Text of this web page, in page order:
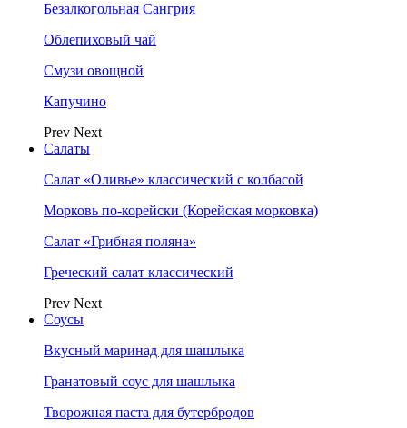
Безалкогольная Сангрия
Облепиховый чай
Смузи овощной
Капучино
Prev Next
Салаты
Салат «Оливье» классический с колбасой
Морковь по-корейски (Корейская морковка)
Салат «Грибная поляна»
Греческий салат классический
Prev Next
Соусы
Вкусный маринад для шашлыка
Гранатовый соус для шашлыка
Творожная паста для бутербродов